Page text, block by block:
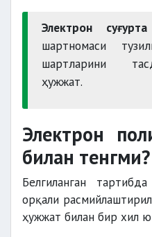
Электрон
шартномаси
шартларини
ҳужжат.
Электрон
билан тенгми?
Белгиланган
орқали
ҳужжат билан бир хил